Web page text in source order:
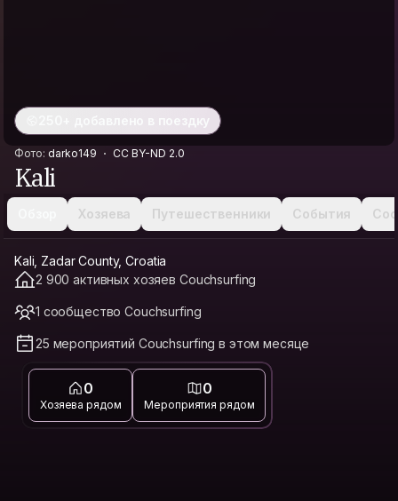
250+ добавлено в поездку
Фото: darko149 CC BY-ND 2.0
Kali
Хозяева Путешественники События
Kali, Zadar County, Croatia
2 900 активных хозяев Couchsurfing
1 сообщество Couchsurfing
25 мероприятий Couchsurfing в этом месяце
0
Хозяева рядом
0
Мероприятия рядом